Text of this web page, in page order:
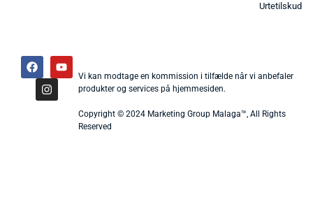
Urtetilskud
Vi kan modtage en kommission i tilfælde når vi anbefaler
produkter og services på hjemmesiden.
Copyright © 2024 Marketing Group Malaga™, All Rights
Reserved